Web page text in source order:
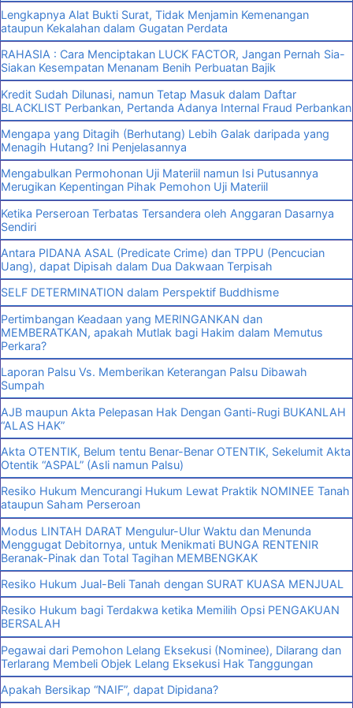
Lengkapnya Alat Bukti Surat, Tidak Menjamin Kemenangan
ataupun Kekalahan dalam Gugatan Perdata
RAHASIA : Cara Menciptakan LUCK FACTOR, Jangan Pernah Sia-
Siakan Kesempatan Menanam Benih Perbuatan Bajik
Kredit Sudah Dilunasi, namun Tetap Masuk dalam Daftar
BLACKLIST Perbankan, Pertanda Adanya Internal Fraud Perbankan
Mengapa yang Ditagih (Berhutang) Lebih Galak daripada yang
Menagih Hutang? Ini Penjelasannya
Mengabulkan Permohonan Uji Materiil namun Isi Putusannya
Merugikan Kepentingan Pihak Pemohon Uji Materiil
Ketika Perseroan Terbatas Tersandera oleh Anggaran Dasarnya
Sendiri
Antara PIDANA ASAL (Predicate Crime) dan TPPU (Pencucian
Uang), dapat Dipisah dalam Dua Dakwaan Terpisah
SELF DETERMINATION dalam Perspektif Buddhisme
Pertimbangan Keadaan yang MERINGANKAN dan
MEMBERATKAN, apakah Mutlak bagi Hakim dalam Memutus
Perkara?
Laporan Palsu Vs. Memberikan Keterangan Palsu Dibawah
Sumpah
AJB maupun Akta Pelepasan Hak Dengan Ganti-Rugi BUKANLAH
“ALAS HAK”
Akta OTENTIK, Belum tentu Benar-Benar OTENTIK, Sekelumit Akta
Otentik “ASPAL” (Asli namun Palsu)
Resiko Hukum Mencurangi Hukum Lewat Praktik NOMINEE Tanah
ataupun Saham Perseroan
Modus LINTAH DARAT Mengulur-Ulur Waktu dan Menunda
Menggugat Debitornya, untuk Menikmati BUNGA RENTENIR
Beranak-Pinak dan Total Tagihan MEMBENGKAK
Resiko Hukum Jual-Beli Tanah dengan SURAT KUASA MENJUAL
Resiko Hukum bagi Terdakwa ketika Memilih Opsi PENGAKUAN
BERSALAH
Pegawai dari Pemohon Lelang Eksekusi (Nominee), Dilarang dan
Terlarang Membeli Objek Lelang Eksekusi Hak Tanggungan
Apakah Bersikap “NAIF”, dapat Dipidana?